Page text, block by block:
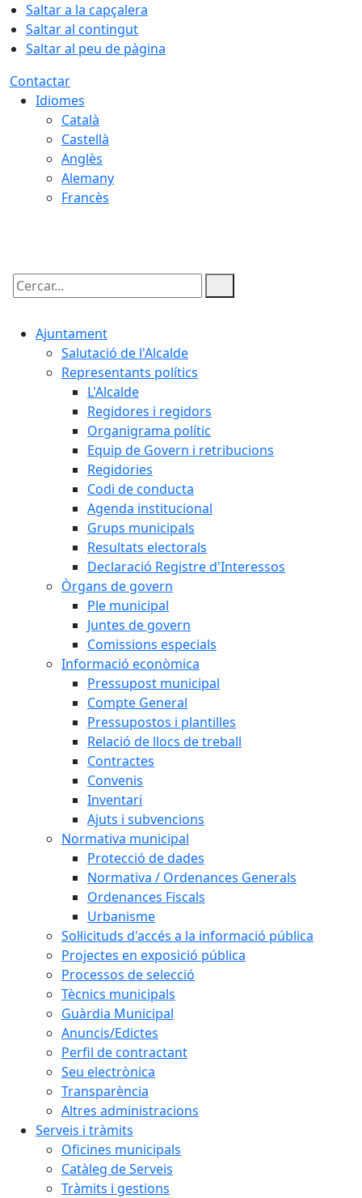
Saltar a la capçalera
Saltar al contingut
Saltar al peu de pàgina
Contactar
Idiomes
Català
Castellà
Anglès
Alemany
Francès
Cercar:
Ajuntament
Salutació de l'Alcalde
Representants polítics
L'Alcalde
Regidores i regidors
Organigrama polític
Equip de Govern i retribucions
Regidories
Codi de conducta
Agenda institucional
Grups municipals
Resultats electorals
Declaració Registre d'Interessos
Òrgans de govern
Ple municipal
Juntes de govern
Comissions especials
Informació econòmica
Pressupost municipal
Compte General
Pressupostos i plantilles
Relació de llocs de treball
Contractes
Convenis
Inventari
Ajuts i subvencions
Normativa municipal
Protecció de dades
Normativa / Ordenances Generals
Ordenances Fiscals
Urbanisme
Sol·licituds d'accés a la informació pública
Projectes en exposició pública
Processos de selecció
Tècnics municipals
Guàrdia Municipal
Anuncis/Edictes
Perfil de contractant
Seu electrònica
Transparència
Altres administracions
Serveis i tràmits
Oficines municipals
Catàleg de Serveis
Tràmits i gestions